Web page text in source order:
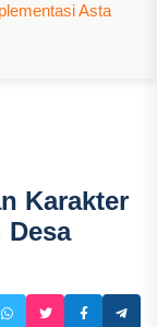
Asta
Karakter
Desa